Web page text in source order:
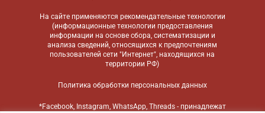
На сайте применяются рекомендательные технологии
(информационные технологии предоставления
информации на основе сбора, систематизации и
анализа сведений, относящихся к предпочтениям
пользователей сети "Интернет", находящихся на
территории РФ)
Политика обработки персональных данных
*Facebook, Instagram, WhatsApp, Threads - принадлежат